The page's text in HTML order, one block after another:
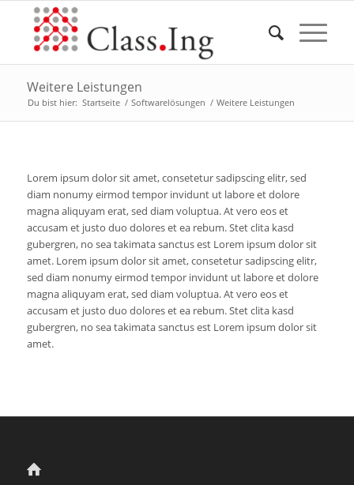
Weitere Leistungen
Du bist hier: Startseite / Softwarelösungen / Weitere Leistungen
Lorem ipsum dolor sit amet, consetetur sadipscing elitr, sed
diam nonumy eirmod tempor invidunt ut labore et dolore
magna aliquyam erat, sed diam voluptua. At vero eos et
accusam et justo duo dolores et ea rebum. Stet clita kasd
gubergren, no sea takimata sanctus est Lorem ipsum dolor sit
amet. Lorem ipsum dolor sit amet, consetetur sadipscing elitr,
sed diam nonumy eirmod tempor invidunt ut labore et dolore
magna aliquyam erat, sed diam voluptua. At vero eos et
accusam et justo duo dolores et ea rebum. Stet clita kasd
gubergren, no sea takimata sanctus est Lorem ipsum dolor sit
amet.